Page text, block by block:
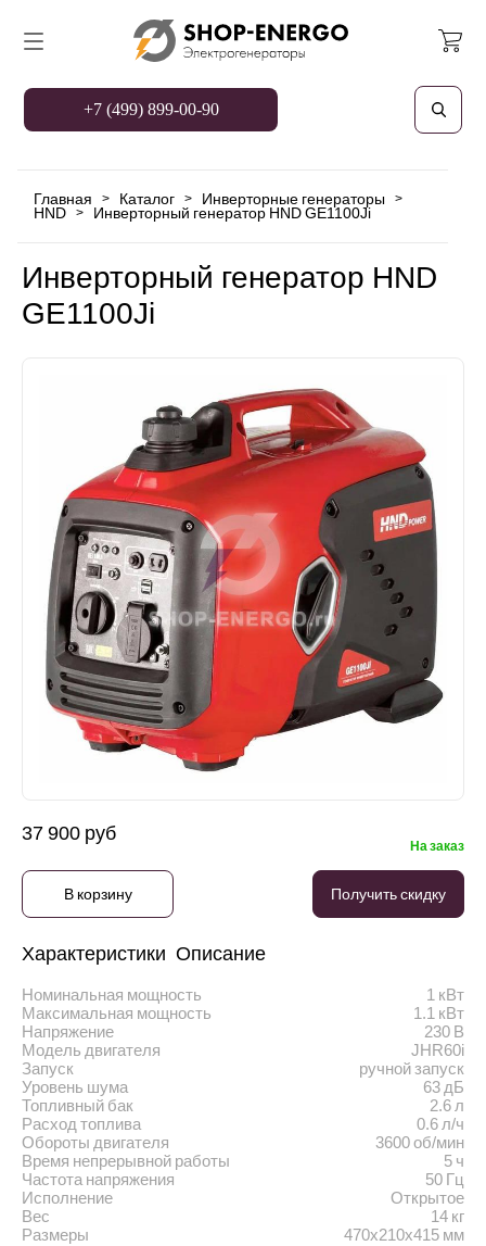
+7 (499) 899-00-90
Главная > Каталог > Инверторные генераторы >
HND > Инверторный генератор HND GE1100Ji
Инверторный генератор HND
GE1100Ji
37 900 руб
На заказ
В корзину Получить скидку
Характеристики Описание
Номинальная мощность
1 кВт
Максимальная мощность
1.1 кВт
Напряжение
230 В
Модель двигателя
JHR60i
Запуск
ручной запуск
Уровень шума
63 дБ
Топливный бак
2.6 л
Расход топлива
0.6 л/ч
Обороты двигателя
3600 об/мин
Время непрерывной работы
5 ч
Частота напряжения
50 Гц
Исполнение
Открытое
Вес
14 кг
Размеры
470х210х415 мм